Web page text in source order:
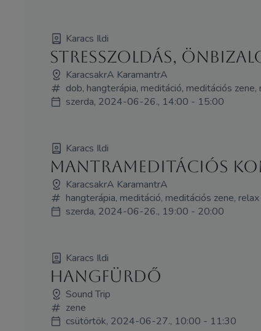
Karacs Ildi
Stresszoldás,
KaracsakrA KaramantrA
dob, hangterápia, meditáció, meditációs
szerda, 2024-06-26., 14:00 - 15:00
Karacs Ildi
Mantrameditációs
KaracsakrA KaramantrA
hangterápia, meditáció, meditációs zene,
szerda, 2024-06-26., 19:00 - 20:00
Karacs Ildi
Hangfürdő
Sound Trip
zene
csütörtök, 2024-06-27., 10:00 - 11:30